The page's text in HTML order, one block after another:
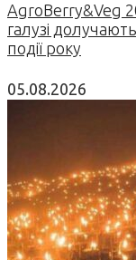
AgroBerry&Veg
галузі
події року
05.08.2026